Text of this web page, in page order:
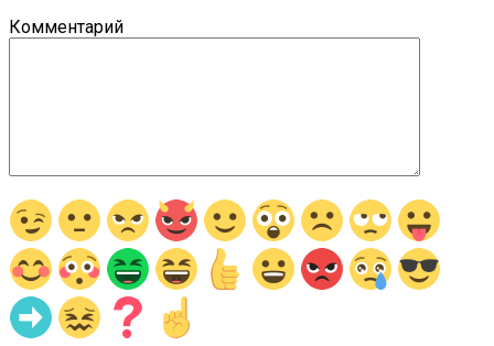
Комментарий